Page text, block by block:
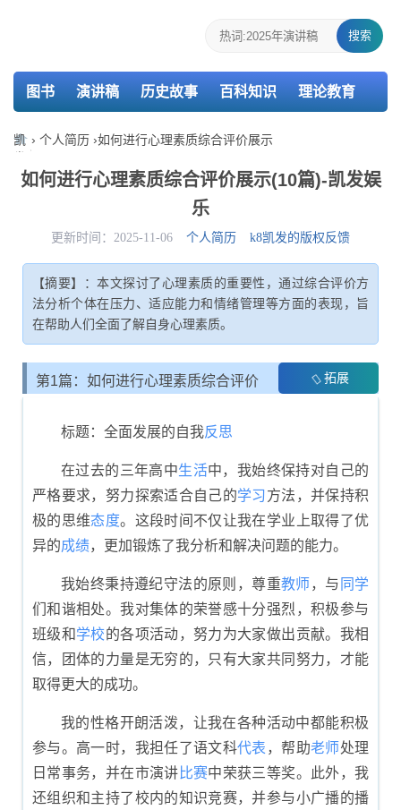
搜索
图书 演讲稿 历史故事 百科知识 理论教育
个人简历 报告 策划 教案 课件
主持词 述职报告 活动总结 介绍信
凯
娱
› 个人简历 ›如何进行心理素质综合评价展示
如何进行心理素质综合评价展示(10篇)-凯发娱
乐
更新时间：2025-11-06 个人简历 k8凯发的版权反馈
【摘要】：本文探讨了心理素质的重要性，通过综合评价方
法分析个体在压力、适应能力和情绪管理等方面的表现，旨
在帮助人们全面了解自身心理素质。
第1篇：如何进行心理素质综合评价 拓展
标题：全面发展的自我反思
在过去的三年高中生活中，我始终保持对自己的
严格要求，努力探索适合自己的学习方法，并保持积
极的思维态度。这段时间不仅让我在学业上取得了优
异的成绩，更加锻炼了我分析和解决问题的能力。
我始终秉持遵纪守法的原则，尊重教师 ，与 同学
们和谐相处。我对集体的荣誉感十分强烈，积极参与
班级和学校的各项活动，努力为大家做出贡献。我相
信，团体的力量是无穷的，只有大家共同努力，才能
取得更大的成功。
我的性格开朗活泼，让我在各种活动中都能积极
参与。高一时，我担任了语文科代表 ，帮助老师处理
日常事务，并在市演讲 比赛中荣获三等奖。此外，我
还组织和主持了校内的知识竞赛，并参与小广播的播